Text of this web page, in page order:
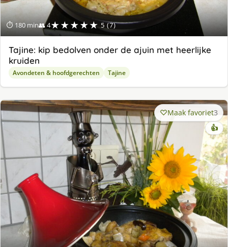
⏱ 180 min👥 4★★★★★ 5 (7)
Tajine: kip bedolven onder de ajuin met heerlijke
kruiden
Avondeten & hoofdgerechten Tajine
Maak favoriet3
👍